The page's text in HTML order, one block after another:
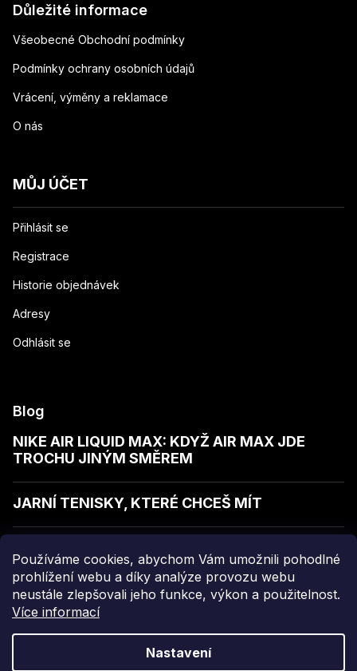
Používáme cookies, abychom Vám umožnili pohodlné
prohlížení webu a díky analýze provozu webu
neustále zlepšovali jeho funkce, výkon a použitelnost.
Více informací
Nastavení
Důležité informace
Všeobecné Obchodní podmínky
Podmínky ochrany osobních údajů
Vrácení, výměny a reklamace
O nás
MŮJ ÚČET
Přihlásit se
Registrace
Historie objednávek
Adresy
Odhlásit se
Blog
NIKE AIR LIQUID MAX: KDYŽ AIR MAX JDE
TROCHU JINÝM SMĚREM
JARNÍ TENISKY, KTERÉ CHCEŠ MÍT
Grafický návrh vytvořil a nakódoval